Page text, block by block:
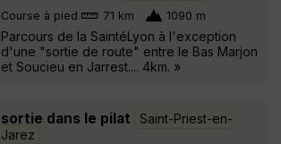
Course à pied 71 km 1090 m
Parcours de la SaintéLyon à l'exception
d'une "sortie de route" entre le Bas Marjon
et Soucieu en Jarrest.... 4km. »
sortie dans le pilat
Saint-Priest-en-
Jarez